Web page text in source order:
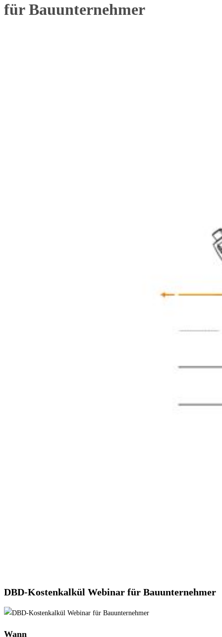
für Bauunternehmer
DBD-Kostenkalkül Webinar für Bauunternehmer
Wann